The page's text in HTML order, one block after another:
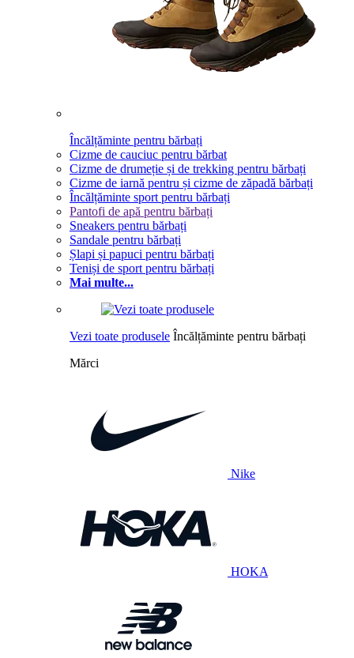
Încălțăminte pentru bărbați
Cizme de cauciuc pentru bărbat
Cizme de drumeție și de trekking pentru bărbați
Cizme de iarnă pentru și cizme de zăpadă bărbați
Încălțăminte sport pentru bărbați
Pantofi de apă pentru bărbați
Sneakers pentru bărbați
Sandale pentru bărbați
Șlapi și papuci pentru bărbați
Teniși de sport pentru bărbați
Mai multe...
Vezi toate produsele Încălțăminte pentru bărbați
Mărci
Nike
HOKA